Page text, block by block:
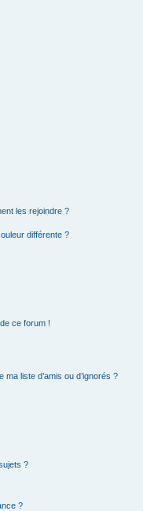
les rejoindre ?
différente ?
ce forum !
liste d’amis ou d’ignorés ?
?
?